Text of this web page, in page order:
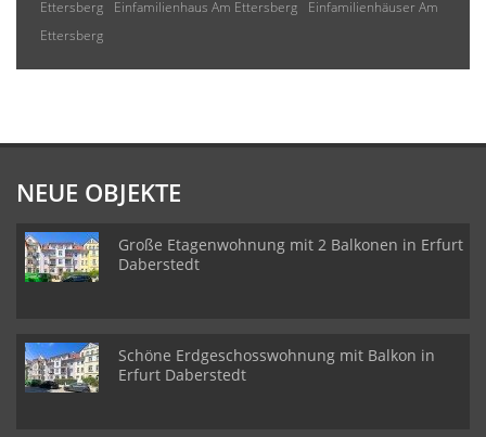
Ettersberg
Einfamilienhaus Am Ettersberg
Einfamilienhäuser Am
Ettersberg
NEUE OBJEKTE
Große Etagenwohnung mit 2 Balkonen in Erfurt
Daberstedt
Schöne Erdgeschosswohnung mit Balkon in
Erfurt Daberstedt